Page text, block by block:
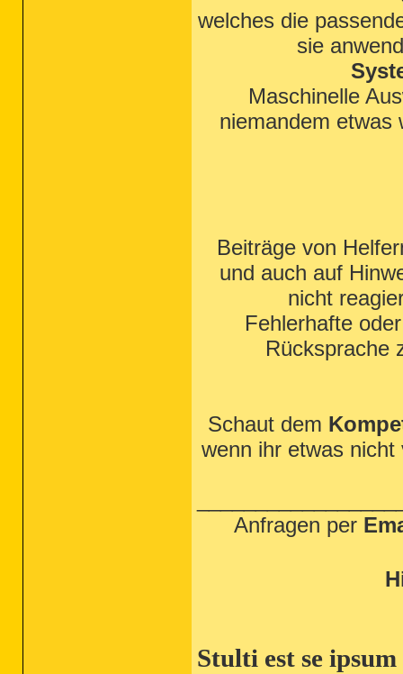
welches die
sie
Maschinelle
niemandem
Beiträge von
und auch auf
nicht
Fehlerhafte
Rücksprache
Schaut dem
wenn ihr etwas
Anfragen per
Stulti est se